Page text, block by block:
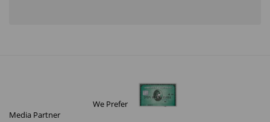
We Prefer
Media Partner